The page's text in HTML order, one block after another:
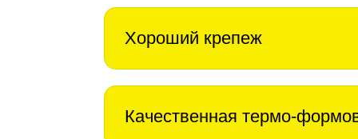
Хороший крепеж
Качественная термо-